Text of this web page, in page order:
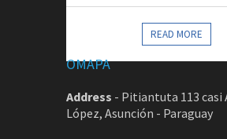
READ MORE
OMAPA
Address - Pitiantuta 113 casi
López, Asunción - Paraguay